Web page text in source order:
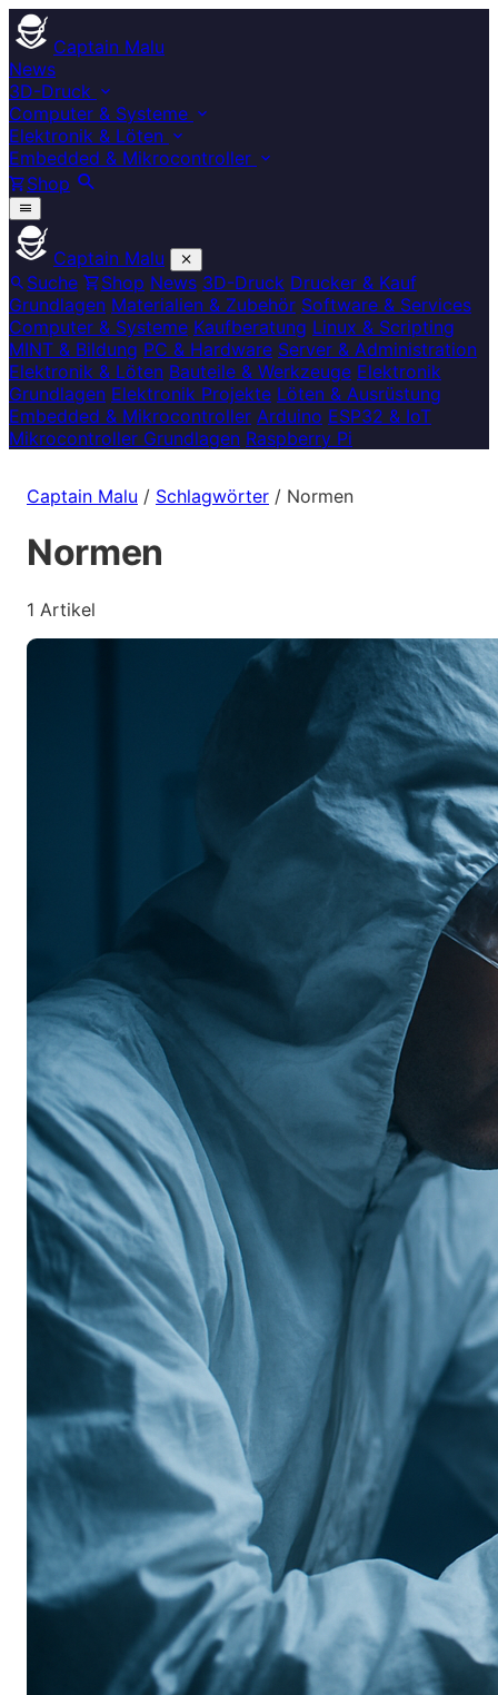
Captain Malu
News
3D-Druck
Computer & Systeme
Elektronik & Löten
Embedded & Mikrocontroller
Shop
Captain Malu
Suche
Shop News 3D-Druck Drucker & Kauf
Grundlagen Materialien & Zubehör Software & Services
Computer & Systeme Kaufberatung Linux & Scripting
MINT & Bildung PC & Hardware Server & Administration
Elektronik & Löten Bauteile & Werkzeuge Elektronik
Grundlagen Elektronik Projekte Löten & Ausrüstung
Embedded & Mikrocontroller Arduino ESP32 & IoT
Mikrocontroller Grundlagen Raspberry Pi
Captain Malu / Schlagwörter / Normen
Normen
1 Artikel